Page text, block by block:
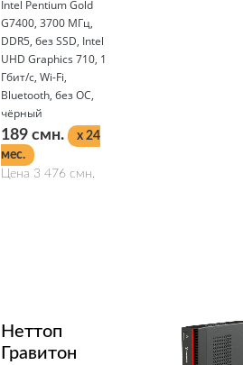
Intel Pentium Gold
G7400, 3700 МГц,
DDR5, без SSD, Intel
UHD Graphics 710, 1
Гбит/с, Wi-Fi,
Bluetooth, без ОС,
чёрный
189 смн.
x 24
мес.
Цена 3 476 смн.
Неттоп
Гравитон